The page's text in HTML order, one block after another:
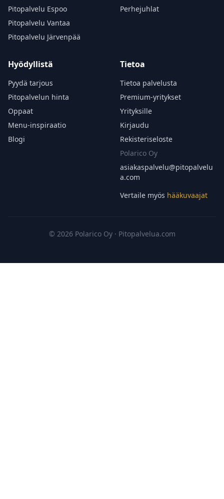
Pitopalvelu Espoo
Pitopalvelu Vantaa
Pitopalvelu Järvenpää
Perhejuhlat
Hyödyllistä
Pyydä tarjous
Pitopalvelun hinta
Oppaat
Menu-inspiraatio
Blogi
Tietoa
Tietoa palvelusta
Premium-yritykset
Yrityksille
Kirjaudu
Rekisteriseloste
Polarico Oy
asiakaspalvelu@pitopalvelu
a.com
Vertaile myös hääkuvaajat
© 2026 Polarico Oy · Pitopalvelua.com